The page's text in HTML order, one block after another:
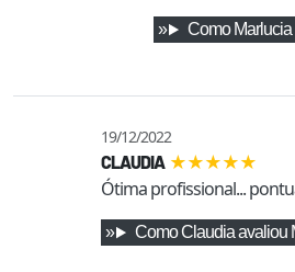
Como
19/12/2022
CLAUDIA ★★★★★
Ótima profissional...
ComoClaudiaavaliou